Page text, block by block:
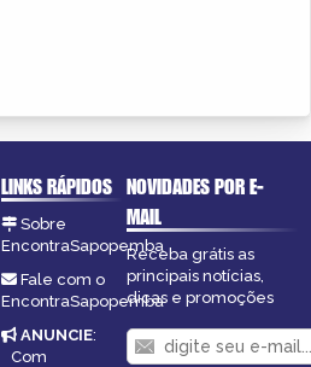
LINKS RÁPIDOS
Sobre
EncontraSapopemba
Fale com o
EncontraSapopemba
ANUNCIE:
Com
NOVIDADES POR E-
MAIL
Receba grátis as
principais notícias,
dicas e promoções